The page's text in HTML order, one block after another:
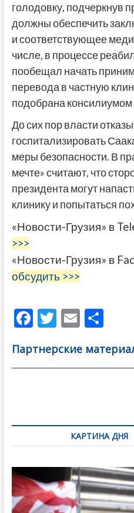
голодовку, подчеркнув
должны обеспечить
и соответствующее
числе, в процессе
пообещал начать
перевода в частную
подобрана консилиумом
До сих пор власти
госпитализировать
меры безопасности. В
мечте» считают, что
президента могут
клинику и попытаться
«Новости-Грузия» в
>>>
«Новости-Грузия» в
обсудить >>>
F
e
b
k
T
itt
er
E
ai
l
О
р
а
ть
Партнерские
по
записямКАРТИНА ДНЯ